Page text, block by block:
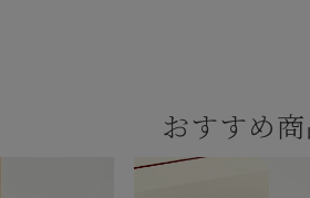
おすすめ